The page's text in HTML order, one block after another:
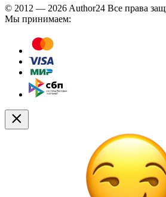
© 2012 — 2026 Author24 Все права
Мы принимаем: